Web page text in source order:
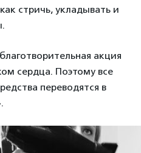
стричь, укладывать и
акция
сердца. Поэтому все
переводятся в